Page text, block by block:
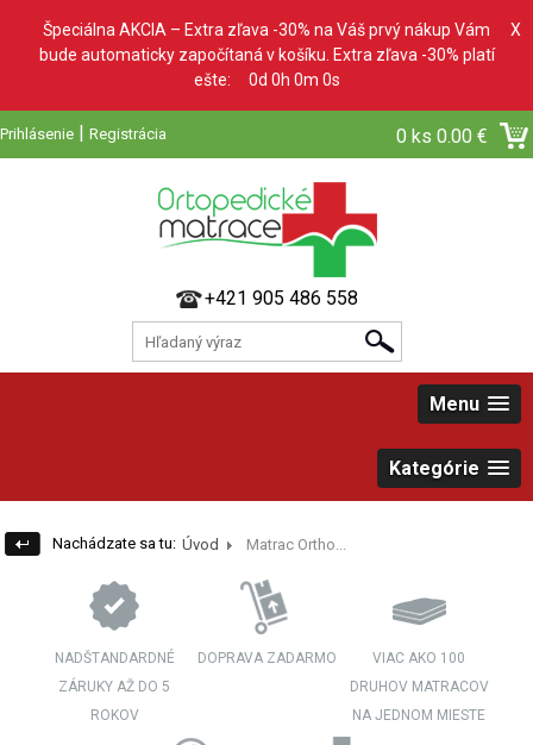
Špeciálna AKCIA – Extra zľava -30% na Váš prvý nákup Vám
bude automaticky započítaná v košíku. Extra zľava -30% platí
ešte: 0d 0h 0m 0s
X
Prihlásenie | Registrácia 0 ks 0.00 €
+421 905 486 558
Menu
Kategórie
Nachádzate sa tu: Úvod Matrac Ortho...
NADŠTANDARDNÉ
ZÁRUKY AŽ DO 5
ROKOV
DOPRAVA ZADARMO
VIAC AKO 100
DRUHOV MATRACOV
NA JEDNOM MIESTE